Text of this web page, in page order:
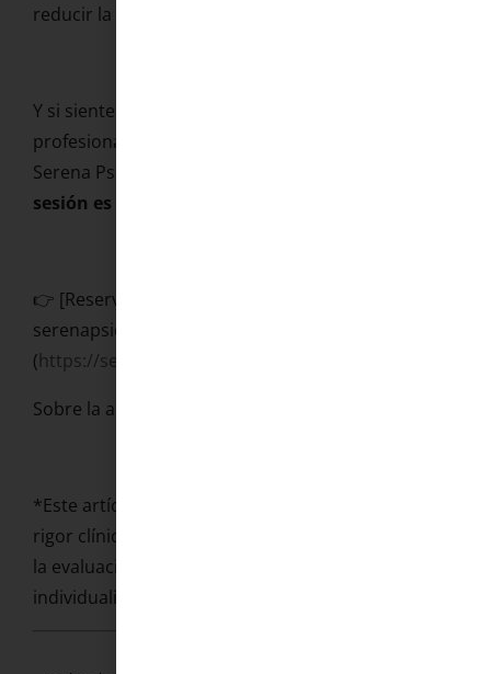
reducir la presión, hablar.
Y si sientes que necesitas acompañamiento
profesional para trabajar esto en profundidad, en
Serena Psicología podemos ayudarte. Tu
sesión es gratuita,
👉 [Reserva tu sesión gratuita en
serenapsicologia.com]
(https://serenapsicologia.com
Sobre la autora
*Este artículo ha sido redactado con criterios de
rigor clínico y revisado por la autora. No sustituye
la evaluación ni el tratamiento psicológico
individualizado.*